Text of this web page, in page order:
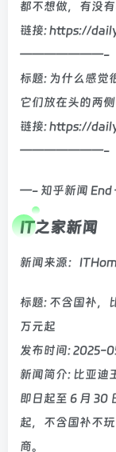
都不想做，有没
链接: https://
———————-
标题: 为什么感觉
它们放在头的两
链接: https://
———————-
—- 知乎新闻
IT之家新闻
新闻来源：
标题: 不含国补，
万元起
发布时间: 2025-
新闻简介: 比亚迪
即日起至 6 月 30
起，不含国补不
商。